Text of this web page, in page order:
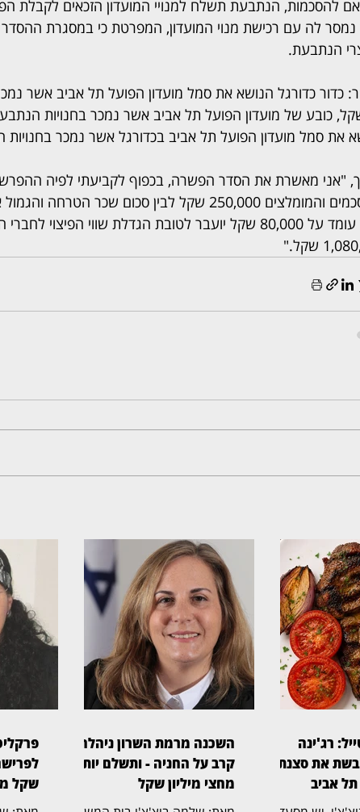
להסכמות, הנתבעת תשלח למנויי המועדון הזכאים לקבלת
לה עם רכישת מנוי המועדון, המפרטת כי במסגרת
הנתבעת.
כדור כדורגל הנושא את סמל מועדון הפועל תל אביב אשר
את סמל מועדון הפועל תל אביב בכדורגל אשר נמכר בחנויות
"אני מאשרת את הסדר הפשרה, בכפוף לקביעתי לפיה
אשר עומד על 80,000 שקל יועבר לטובת הגדלת שווי
שקל."
רג'ינה
את סצנת
אביב
השכנה מרמת השרון ניהלה
קרב על החניה - ותשלם יותר
מחצי מיליון שקל
שקל